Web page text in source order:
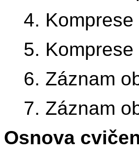
4.
5.
6. Záznam
7. Záznam
Osnova